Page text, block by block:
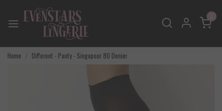
Home Different - Panty - Singapour 80 Denier